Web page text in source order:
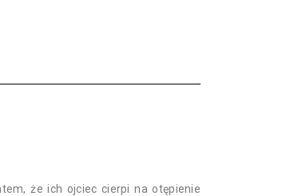
że ich ojciec cierpi na otępienie